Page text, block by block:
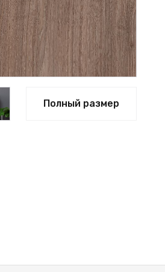
Полный размер